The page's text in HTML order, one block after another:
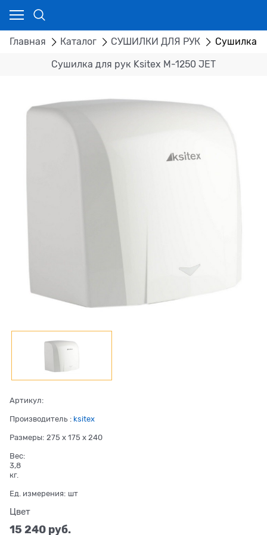
Главная Каталог СУШИЛКИ ДЛЯ РУК Сушилка
Сушилка для рук Ksitex M-1250 JET
Артикул:
Производитель : ksitex
Размеры: 275 x 175 x 240
Вес:
3,8
кг.
Ед. измерения: шт
Цвет
15 240 руб.